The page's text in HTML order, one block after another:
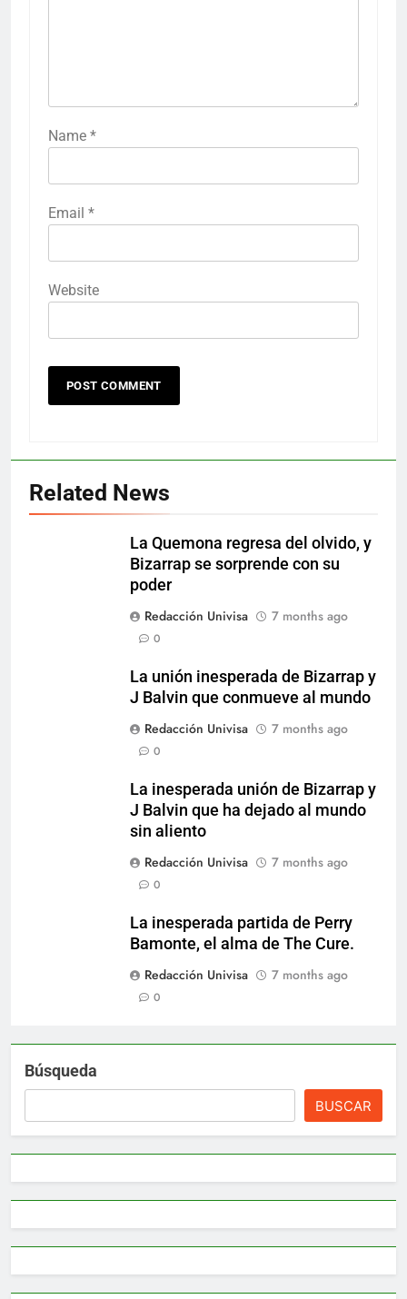
Name *
Email *
Website
Related News
La Quemona regresa del olvido, y
Bizarrap se sorprende con su
poder
Redacción Univisa
7 months ago
0
La unión inesperada de Bizarrap y
J Balvin que conmueve al mundo
Redacción Univisa
7 months ago
0
La inesperada unión de Bizarrap y
J Balvin que ha dejado al mundo
sin aliento
Redacción Univisa
7 months ago
0
La inesperada partida de Perry
Bamonte, el alma de The Cure.
Redacción Univisa
7 months ago
0
Búsqueda
BUSCAR